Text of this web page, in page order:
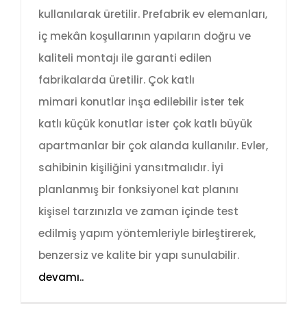
kullanılarak üretilir. Prefabrik ev elemanları,
iç mekân koşullarının yapıların doğru ve
kaliteli montajı ile garanti edilen
fabrikalarda üretilir. Çok katlı
mimari konutlar inşa edilebilir ister tek
katlı küçük konutlar ister çok katlı büyük
apartmanlar bir çok alanda kullanılır. Evler,
sahibinin kişiliğini yansıtmalıdır. İyi
planlanmış bir fonksiyonel kat planını
kişisel tarzınızla ve zaman içinde test
edilmiş yapım yöntemleriyle birleştirerek,
benzersiz ve kalite bir yapı sunulabilir.
devamı..